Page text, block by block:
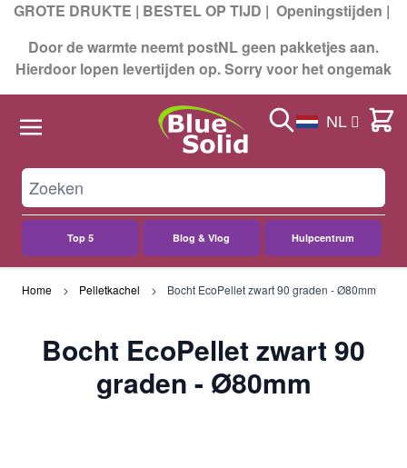
GROTE DRUKTE | BESTEL OP TIJD | Openingstijden |
Door de warmte neemt postNL geen pakketjes aan.
Hierdoor lopen levertijden op. Sorry voor het ongemak
Top 5 Blog & Vlog Hulpcentrum
Search NL Cart
Home Pelletkachel Bocht EcoPellet zwart 90 graden - Ø80mm
Bocht EcoPellet zwart 90
graden - Ø80mm